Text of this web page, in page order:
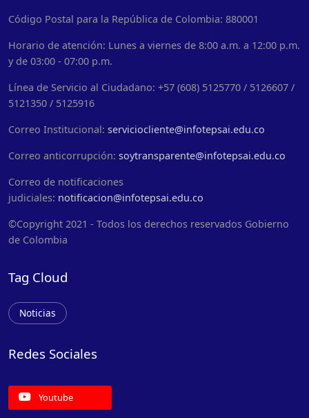
Código Postal para la República de Colombia: 880001
Horario de atención: Lunes a viernes de 8:00 a.m. a 12:00 p.m.
y de 03:00 - 07:00 p.m.
Línea de Servicio al Ciudadano: +57 (608) 5125770 / 5126607 /
5121350 / 5125916
Correo Institucional: serviciocliente@infotepsai.edu.co
Correo anticorrupción: soytransparente@infotepsai.edu.co
Correo de notificaciones
judiciales: notificacion@infotepsai.edu.co
©Copyright 2021 - Todos los derechos reservados Gobierno
de Colombia
Tag Cloud
Noticias
Redes Sociales
Youtube